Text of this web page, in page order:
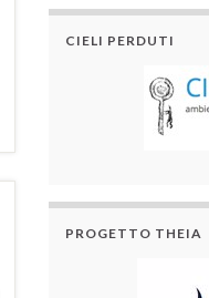
CIELI PERDUTI
PROGETTO THEIA